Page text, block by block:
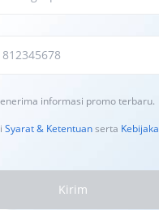
informasi promo terbaru.
Syarat & Ketentuanserta
Kirim